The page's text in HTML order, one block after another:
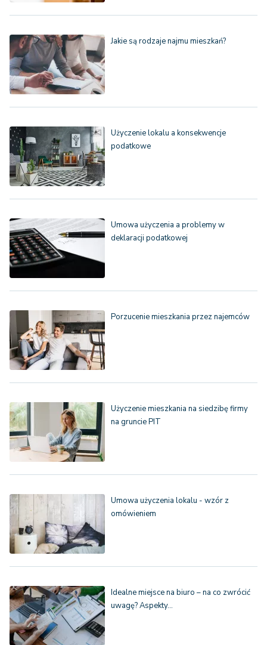
Jakie są rodzaje najmu mieszkań?
Użyczenie lokalu a konsekwencje
podatkowe
Umowa użyczenia a problemy w
deklaracji podatkowej
Porzucenie mieszkania przez najemców
Użyczenie mieszkania na siedzibę firmy
na gruncie PIT
Umowa użyczenia lokalu - wzór z
omówieniem
Idealne miejsce na biuro – na co zwrócić
uwagę? Aspekty…